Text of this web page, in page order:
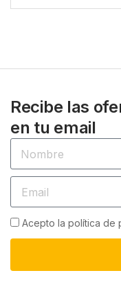
Recibe las
en tu email
Acepto la política de